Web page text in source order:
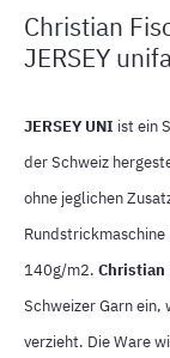
Christian
JERSEY
JERSEY UNI ist ein
der Schweiz
ohne jeglichen
140g/m2. Christian
Schweizer Garn
verzieht. Die Ware